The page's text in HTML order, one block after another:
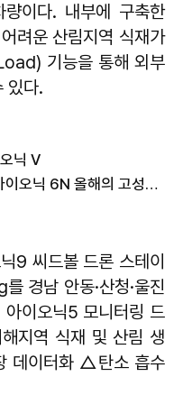
이다. 내부에 구축한
려운 산림지역 식재가
기능을 통해 외부
있다.
닉 V
"운전의 재미 극대화"…현대차 아이오닉 6N 올해의 고성능 자동차 선정
9 씨드볼 드론 스테이
경남 안동·산청·울진
이오닉5 모니터링 드
지역 식재 및 산림 생
데이터화 △탄소 흡수